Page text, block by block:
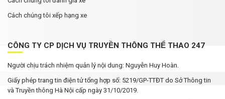
Cách chúng tôi xếp hạng xe
CÔNG TY CP DỊCH VỤ TRUYỀN THÔNG THỂ THAO 247
Người chịu trách nhiệm quản lý nội dung: Nguyễn Huy Hoàn.
Giấy phép trang tin điện tử tổng hợp số: 5219/GP-TTĐT do Sở Thông tin
và Truyền thông Hà Nội cấp ngày 31/10/2019.